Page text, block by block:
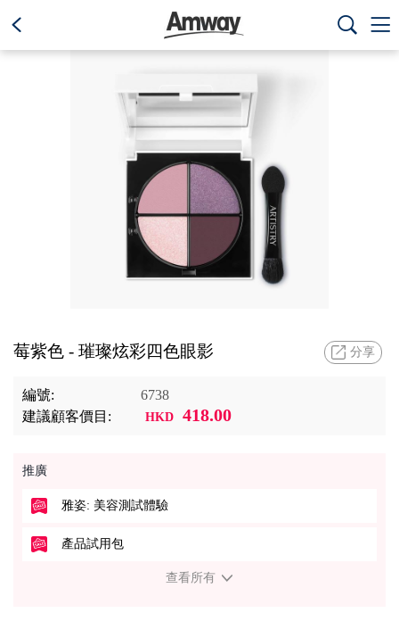
 

莓紫色 - 璀璨炫彩四色眼影 分享
編號:
6738
建議顧客價目:
HKD 418.00
推廣
雅姿: 美容測試體驗
產品試用包
查看所有